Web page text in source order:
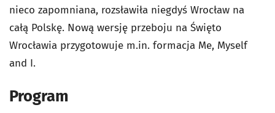
nieco zapomniana, rozsławiła niegdyś Wrocław na
całą Polskę. Nową wersję przeboju na Święto
Wrocławia przygotowuje m.in. formacja Me, Myself
and I.
Program